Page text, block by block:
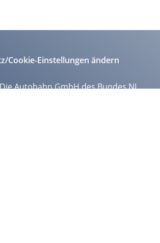
Cookie-Einstellungen ändern
Autobahn GmbH des Bundes NL